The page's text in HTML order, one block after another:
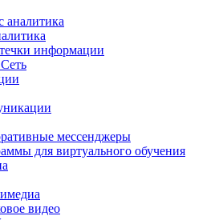
аналитика
информации
мессенджеры
для виртуального обучения
видео